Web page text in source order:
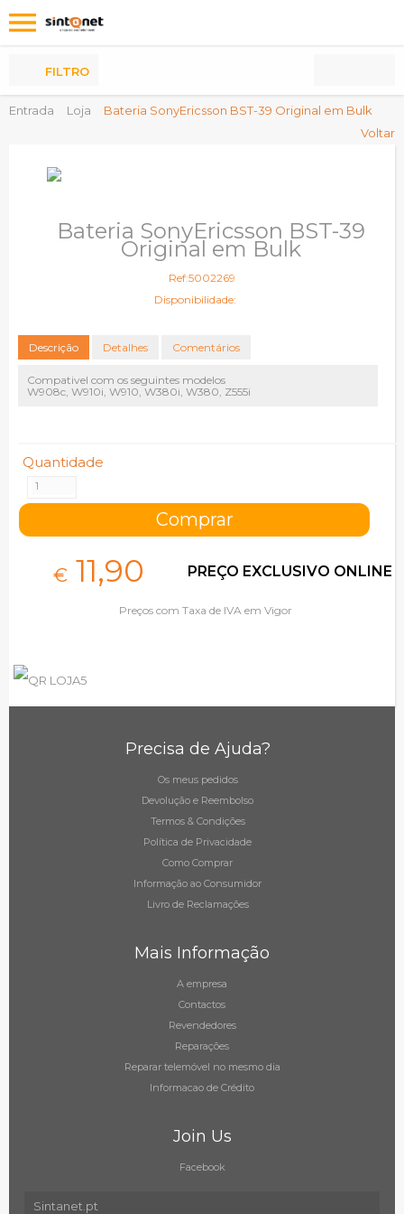
Entrada Loja
Bateria SonyEricsson BST-39 Original em Bulk
Voltar
FILTRO
Bateria SonyEricsson BST-39
Original em Bulk
Ref:5002269
Disponibilidade:
Descrição Detalhes Comentários
Compativel com os seguintes modelos
W908c, W910i, W910, W380i, W380, Z555i
Quantidade
€ 11,90 PREÇO EXCLUSIVO ONLINE
Preços com Taxa de IVA em Vigor
Precisa de Ajuda?
Os meus pedidos
Devolução e Reembolso
Termos & Condições
Política de Privacidade
Como Comprar
Informação ao Consumidor
Livro de Reclamações
Mais Informação
A empresa
Contactos
Revendedores
Reparações
Reparar telemóvel no mesmo dia
Informacao de Crédito
Join Us
Facebook
Sintanet.pt